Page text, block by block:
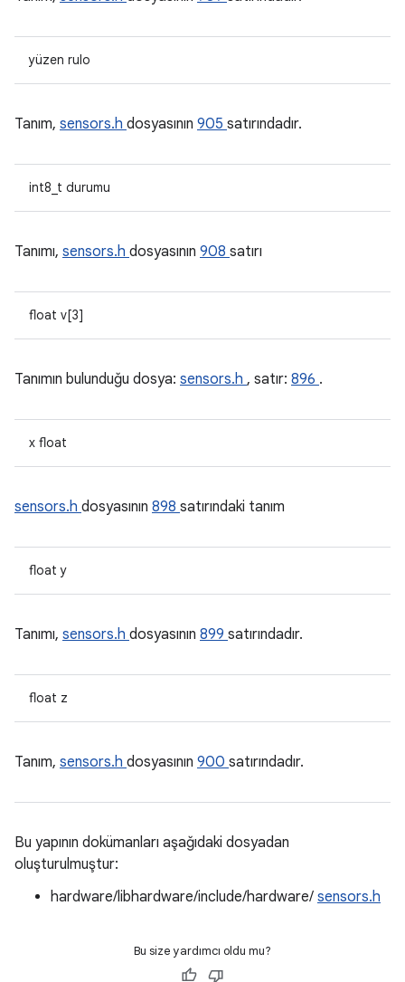
yüzen rulo
Tanım, sensors.h dosyasının 905 satırındadır.
int8_t durumu
Tanımı, sensors.h dosyasının 908 satırı
float v[3]
Tanımın bulunduğu dosya: sensors.h , satır: 896 .
x float
sensors.h dosyasının 898 satırındaki tanım
float y
Tanımı, sensors.h dosyasının 899 satırındadır.
float z
Tanım, sensors.h dosyasının 900 satırındadır.
Bu yapının dokümanları aşağıdaki dosyadan
oluşturulmuştur:
hardware/libhardware/include/hardware/ sensors.h
Bu size yardımcı oldu mu?